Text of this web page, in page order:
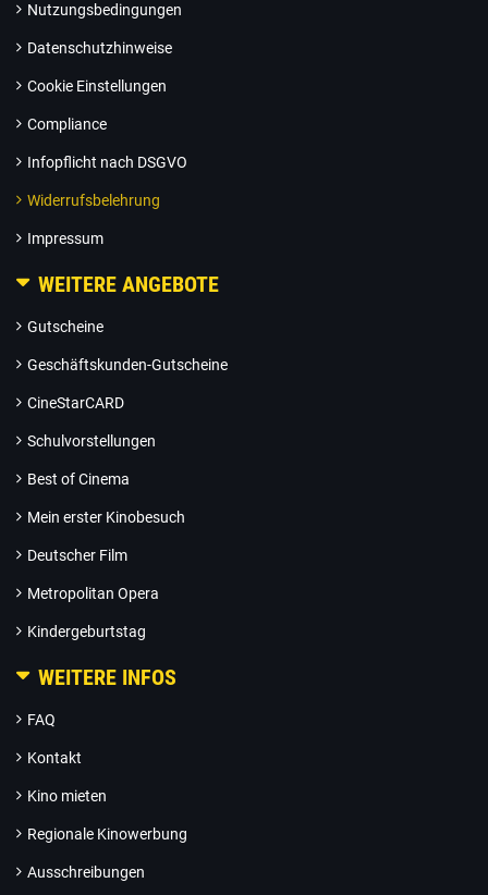
Nutzungsbedingungen
Datenschutzhinweise
Cookie Einstellungen
Compliance
Infopflicht nach DSGVO
Widerrufsbelehrung
Impressum
WEITERE ANGEBOTE
Gutscheine
Geschäftskunden-Gutscheine
CineStarCARD
Schulvorstellungen
Best of Cinema
Mein erster Kinobesuch
Deutscher Film
Metropolitan Opera
Kindergeburtstag
WEITERE INFOS
FAQ
Kontakt
Kino mieten
Regionale Kinowerbung
Ausschreibungen